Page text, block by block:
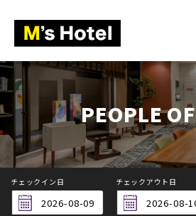
PEOPLE
チェックイン日 チェックアウト日